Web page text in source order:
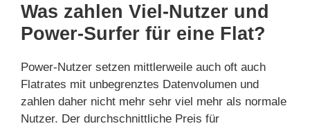
Was zahlen Viel-Nutzer und
Power-Surfer für eine Flat?
Power-Nutzer setzen mittlerweile auch oft auch
Flatrates mit unbegrenztes Datenvolumen und
zahlen daher nicht mehr sehr viel mehr als normale
Nutzer. Der durchschnittliche Preis für